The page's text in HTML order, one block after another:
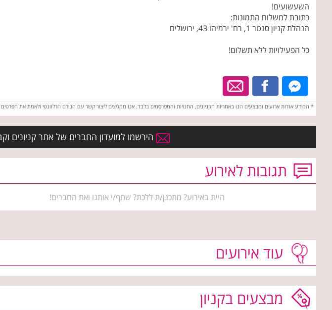
השעשועים!
כתובת למשלוח התמונות:
הנהלת קניון סנטר 1, רח' ירמיהו 43, ירושלים
כל הפעילויות ללא תשלום!
* המידע אודות ארועים ומבצעים הנו באחריות הקניונים, החנויות והמפרסמים בלבד. אנו ממליצים ליצור קשר עם הגורם הרלוונטי ולאמת את
הירשמו למועדון החברים של אתר קניונים
תגובות לאירוע
היית באירוע? מתכנן/ת ללכת? שתף/י אותנו ואת החברים!
עוד אירועים
מבצעים בקניון